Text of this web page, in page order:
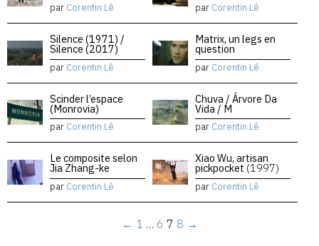
par Corentin Lê par Corentin Lê
Silence (1971) /
Silence (2017)
par Corentin Lê
Matrix, un legs en
question
par Corentin Lê
Scinder l’espace
(Monrovia)
par Corentin Lê
Chuva / Árvore Da
Vida / M
par Corentin Lê
Le composite selon
Jia Zhang-ke
par Corentin Lê
Xiao Wu, artisan
pickpocket (1997)
par Corentin Lê
← 1 … 6 7 8 →